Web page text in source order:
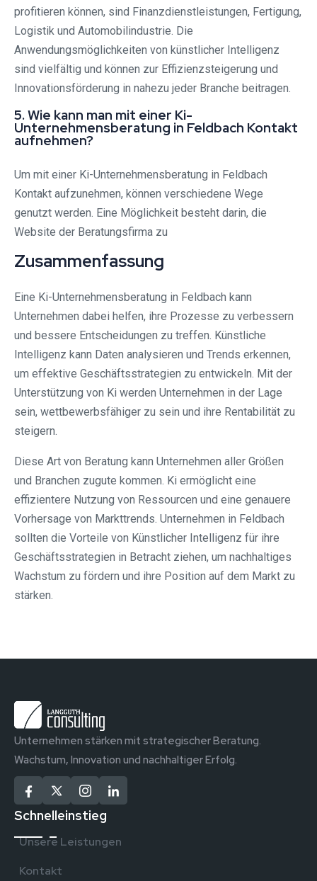
profitieren können, sind Finanzdienstleistungen, Fertigung,
Logistik und Automobilindustrie. Die
Anwendungsmöglichkeiten von künstlicher Intelligenz
sind vielfältig und können zur Effizienzsteigerung und
Innovationsförderung in nahezu jeder Branche beitragen.
5. Wie kann man mit einer Ki-
Unternehmensberatung in Feldbach Kontakt
aufnehmen?
Um mit einer Ki-Unternehmensberatung in Feldbach
Kontakt aufzunehmen, können verschiedene Wege
genutzt werden. Eine Möglichkeit besteht darin, die
Website der Beratungsfirma zu
Zusammenfassung
Eine Ki-Unternehmensberatung in Feldbach kann
Unternehmen dabei helfen, ihre Prozesse zu verbessern
und bessere Entscheidungen zu treffen. Künstliche
Intelligenz kann Daten analysieren und Trends erkennen,
um effektive Geschäftsstrategien zu entwickeln. Mit der
Unterstützung von Ki werden Unternehmen in der Lage
sein, wettbewerbsfähiger zu sein und ihre Rentabilität zu
steigern.
Diese Art von Beratung kann Unternehmen aller Größen
und Branchen zugute kommen. Ki ermöglicht eine
effizientere Nutzung von Ressourcen und eine genauere
Vorhersage von Markttrends. Unternehmen in Feldbach
sollten die Vorteile von Künstlicher Intelligenz für ihre
Geschäftsstrategien in Betracht ziehen, um nachhaltiges
Wachstum zu fördern und ihre Position auf dem Markt zu
stärken.
Unternehmen stärken mit strategischer Beratung.
Wachstum, Innovation und nachhaltiger Erfolg.
Schnelleinstieg
Unsere Leistungen
Kontakt